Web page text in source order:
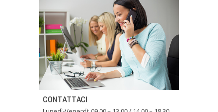
CONTATTACI